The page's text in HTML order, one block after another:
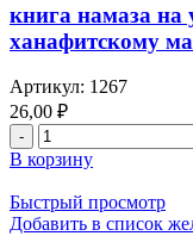
на
арабско
татарском
языках
книга намаза на
ханафитскому
Артикул: 1267
26,00 ₽
Количество
товара
книга
намаза
на
В корзину
Быстрый просмотр
Добавить в список